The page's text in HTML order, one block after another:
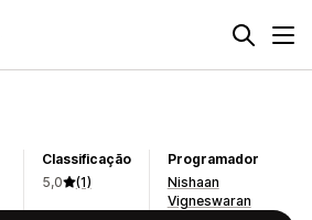
Classificação
5,0
(1)
Programador
Nishaan
Vigneswaran